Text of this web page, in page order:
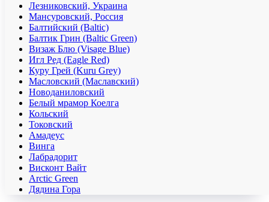
Лезниковский, Украина
Мансуровский, Россия
Балтийский (Baltic)
Балтик Грин (Baltic Green)
Визаж Блю (Visage Blue)
Игл Ред (Eagle Red)
Куру Грей (Kuru Grey)
Масловский (Маславский)
Новоданиловский
Белый мрамор Коелга
Кольский
Токовский
Амадеус
Винга
Лабрадорит
Висконт Вайт
Аrctic Green
Дядина Гора